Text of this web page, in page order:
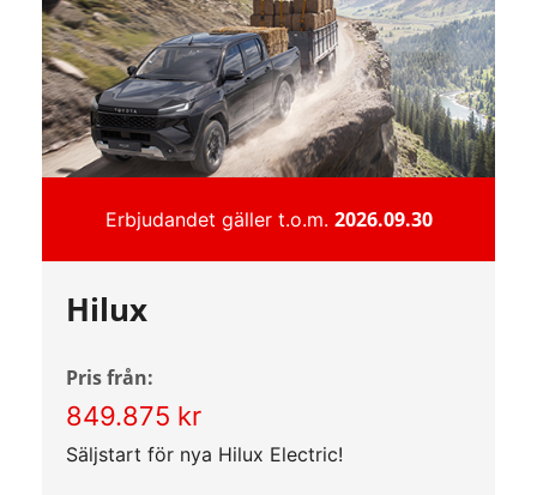
Erbjudandet gäller t.o.m. 2026.09.30
Hilux
Pris från:
849.875 kr
Säljstart för nya Hilux Electric!